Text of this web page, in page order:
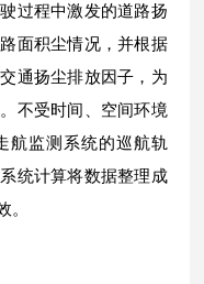
过程中激发的道路扬
面积尘情况，并根据
通扬尘排放因子，为
不受时间、空间环境
航监测系统的巡航轨
统计算将数据整理成
。